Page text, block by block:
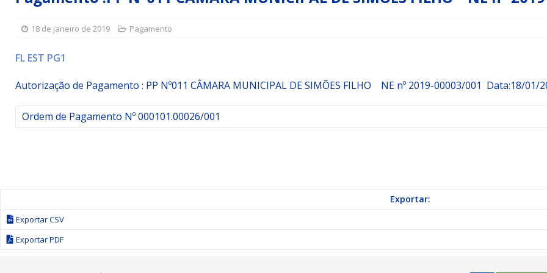
[ 15 de julho de 2026 ] Vereador Sérgio Glauber apresenta Indicação nº 088/2026 para pavimentação asfáltica em Mapele
18 de janeiro de 2019 Pagamento
FL EST PG1
Autorização de Pagamento : PP Nº011 CÂMARA MUNICIPAL DE SIMÕES FILHO NE nº 2019-00003/001 Data:18/01/
Ordem de Pagamento Nº 000101.00026/001
Exportar:
Exportar CSV
Exportar PDF